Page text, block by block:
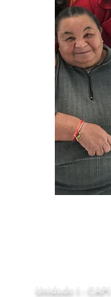
Unidade I - CAPI